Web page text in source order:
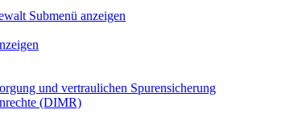
Submenü anzeigen
und vertraulichen Spurensicherung
(DIMR)